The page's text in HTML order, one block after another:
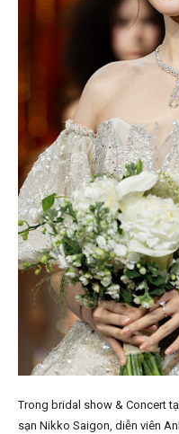
Trong bridal show & Concert
sạn Nikko Saigon, diễn viên